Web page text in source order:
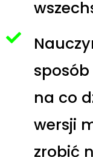
na co
wersji
zrobić